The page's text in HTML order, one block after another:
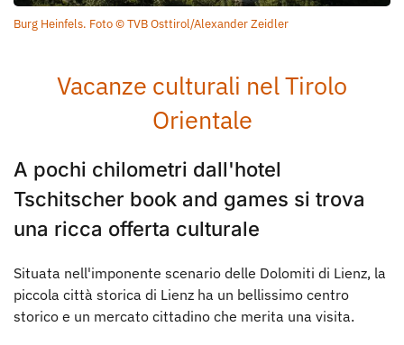
Vacanze culturali nel Tirolo
Orientale
A pochi chilometri dall'hotel
Tschitscher book and games si trova
una ricca offerta culturale
Situata nell'imponente scenario delle Dolomiti di Lienz, la
piccola città storica di Lienz ha un bellissimo centro
storico e un mercato cittadino che merita una visita.
Burg Heinfels. Foto © TVB Osttirol/Alexander Zeidler